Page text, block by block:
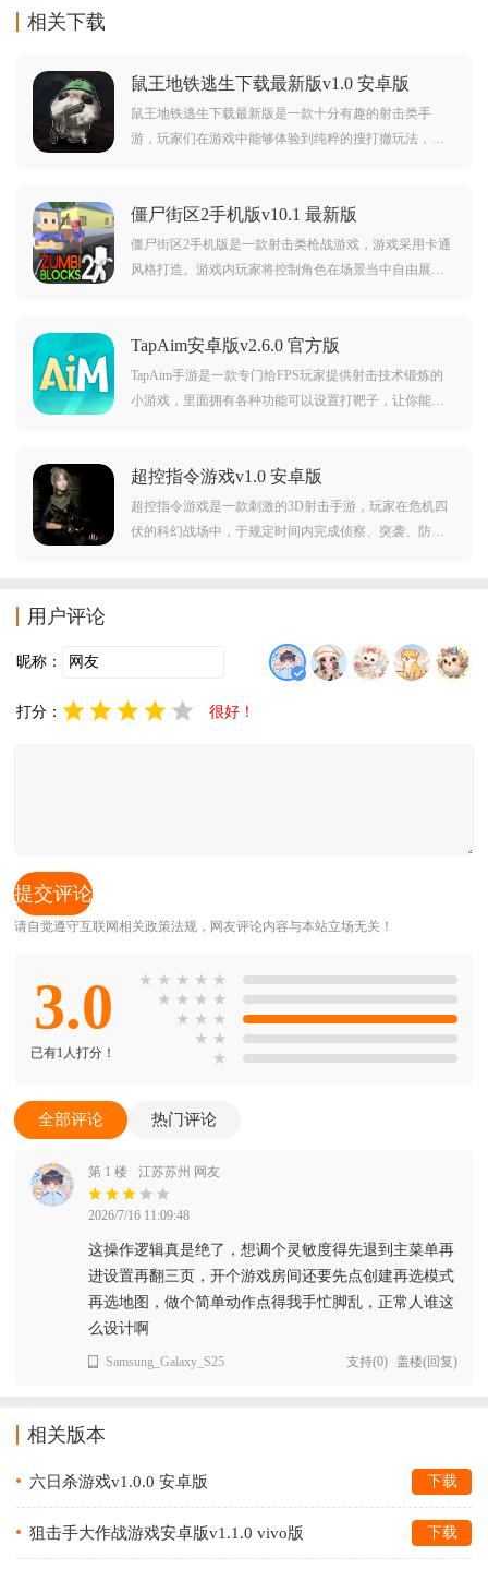
相关下载
鼠王地铁逃生下载最新版v1.0 安卓版
鼠王地铁逃生下载最新版是一款十分有趣的射击类手
游，玩家们在游戏中能够体验到纯粹的搜打撤玩法，你
僵尸街区2手机版v10.1 最新版
僵尸街区2手机版是一款射击类枪战游戏，游戏采用卡通
风格打造。游戏内玩家将控制角色在场景当中自由展开
兴趣的玩家不要错过，欢迎大家在本站下载游玩。
TapAim安卓版v2.6.0 官方版
TapAim手游是一款专门给FPS玩家提供射击技术锻炼的
小游戏，里面拥有各种功能可以设置打靶子，让你能够
超控指令游戏v1.0 安卓版
超控指令游戏是一款刺激的3D射击手游，玩家在危机四
伏的科幻战场中，于规定时间内完成侦察、突袭、防御
用户评论
昵称：
打分： 很好！
请自觉遵守互联网相关政策法规，网友评论内容与本站立场无关！
3.0
已有1人打分！
★ ★ ★ ★ ★
★ ★ ★ ★
★ ★ ★
★ ★
★
全部评论 热门评论
第 1 楼 江苏苏州 网友
2026/7/16 11:09:48
这操作逻辑真是绝了，想调个灵敏度得先退到主菜单再
进设置再翻三页，开个游戏房间还要先点创建再选模式
再选地图，做个简单动作点得我手忙脚乱，正常人谁这
么设计啊
Samsung_Galaxy_S25 支持(0) 盖楼(回复)
相关版本
六日杀游戏v1.0.0 安卓版 下载
狙击手大作战游戏安卓版v1.1.0 vivo版 下载